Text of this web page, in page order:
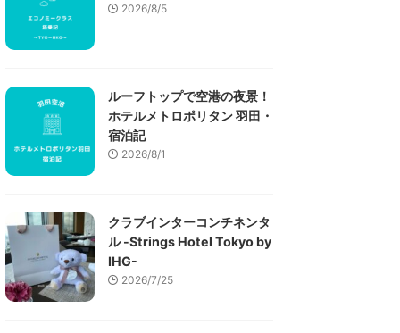
2026/8/5
ルーフトップで空港の夜景！
ホテルメトロポリタン 羽田・
宿泊記
2026/8/1
クラブインターコンチネンタ
ル -Strings Hotel Tokyo by
IHG-
2026/7/25